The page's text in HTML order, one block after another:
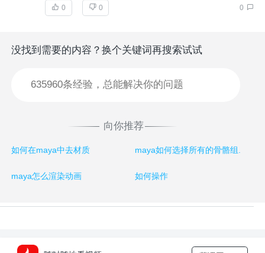
0 0 0
没找到需要的内容？换个关键词再搜索试试
向你推荐
如何在maya中去材质 maya如何选择所有的骨骼组.
maya怎么渲染动画 如何操作